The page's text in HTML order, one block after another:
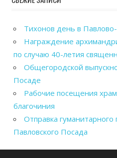
Тихонов день в
Награждение
по случаю 40-летия
Общегородской
Посаде
Рабочие посещения
благочиния
Отправка
Павловского Посада